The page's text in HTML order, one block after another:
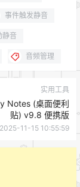
事件触发静音
静音
音频管理
实用工具
Notes (桌面便利
贴) v9.8 便携版
2025-11-15 10:55:59